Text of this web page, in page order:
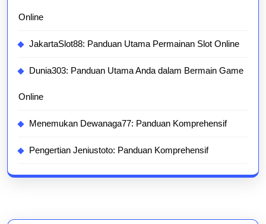
Online
JakartaSlot88: Panduan Utama Permainan Slot Online
Dunia303: Panduan Utama Anda dalam Bermain Game
Online
Menemukan Dewanaga77: Panduan Komprehensif
Pengertian Jeniustoto: Panduan Komprehensif